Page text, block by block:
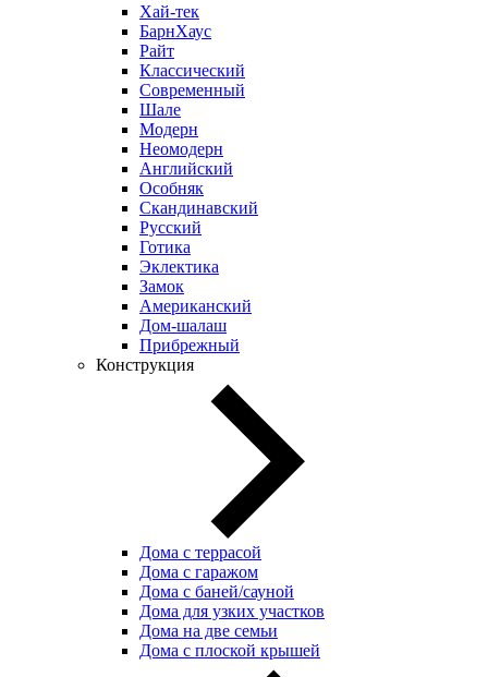
Хай-тек
БарнХаус
Райт
Классический
Современный
Шале
Модерн
Неомодерн
Английский
Особняк
Скандинавский
Русский
Готика
Эклектика
Замок
Американский
Дом-шалаш
Прибрежный
Конструкция
Дома с террасой
Дома с гаражом
Дома с баней/сауной
Дома для узких участков
Дома на две семьи
Дома с плоской крышей